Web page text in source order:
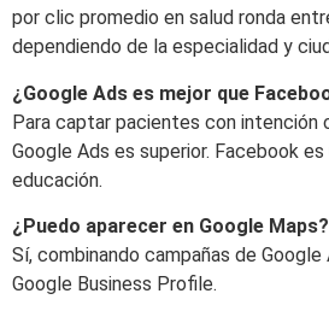
por clic promedio en salud ronda
dependiendo de la especialidad y
¿Google Ads es mejor que
Para captar pacientes con intención
Google Ads es superior. Facebook
educación.
¿Puedo aparecer en Google Maps?
Sí, combinando campañas de
Google Business Profile.